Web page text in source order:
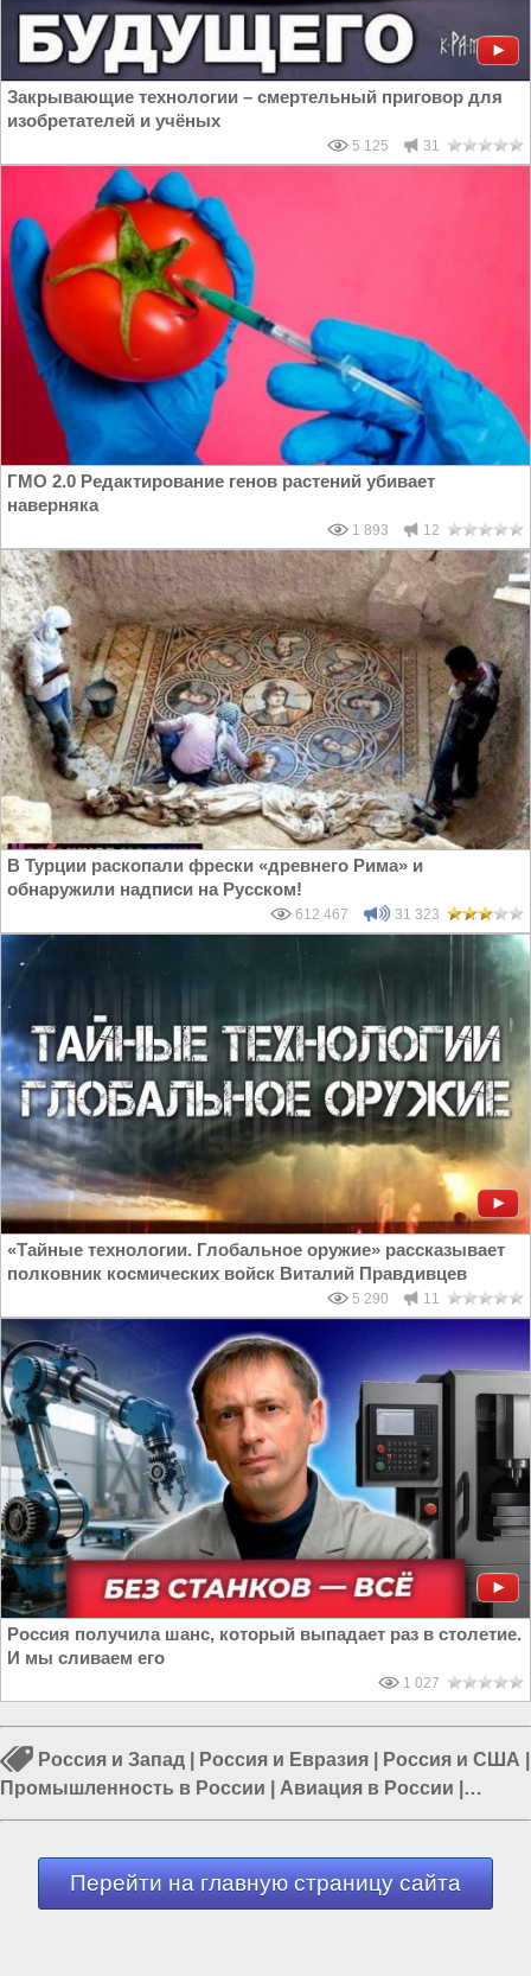
Закрывающие технологии – смертельный приговор для
изобретателей и учёных
5 125 31
ГМО 2.0 Редактирование генов растений убивает
наверняка
1 893 12
В Турции раскопали фрески «древнего Рима» и
обнаружили надписи на Русском!
612 467 31 323
«Тайные технологии. Глобальное оружие» рассказывает
полковник космических войск Виталий Правдивцев
5 290 11
Россия получила шанс, который выпадает раз в столетие.
И мы сливаем его
1 027
Россия и Запад Россия и Евразия Россия и США
Промышленность в России
Авиация в России
Политика в России|Энергетика в России
Перейти на главную страницу сайта